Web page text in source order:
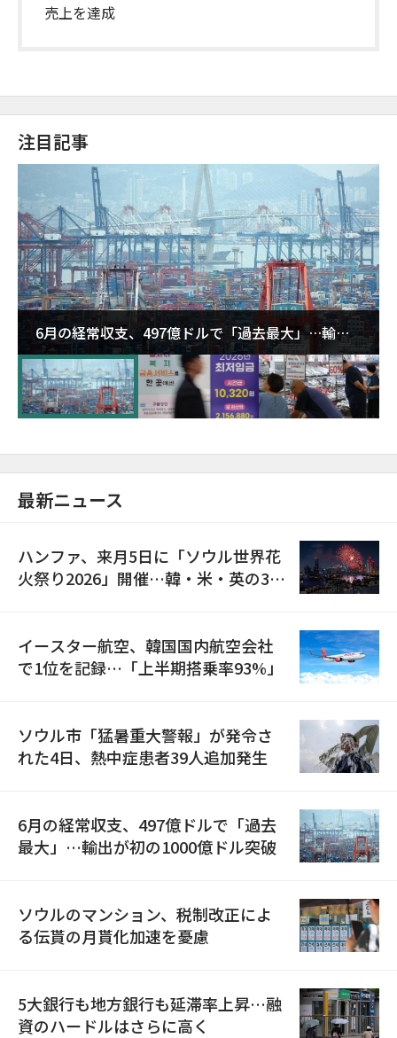
売上を達成
注目記事
6月の経常収支、497億ドルで「過去最大」…輸出
が初の1000億ドル突破
最新ニュース
ハンファ、来月5日に「ソウル世界花
火祭り2026」開催…韓・米・英の3カ
イースター航空、韓国国内航空会社
で1位を記録…「上半期搭乗率93%」
ソウル市「猛暑重大警報」が発令さ
れた4日、熱中症患者39人追加発生
6月の経常収支、497億ドルで「過去
最大」…輸出が初の1000億ドル突破
ソウルのマンション、税制改正によ
る伝貰の月貰化加速を憂慮
5大銀行も地方銀行も延滞率上昇…融
資のハードルはさらに高く